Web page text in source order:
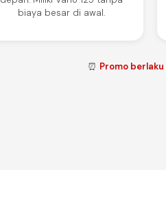
biaya besar di awal.
⏰ Promo